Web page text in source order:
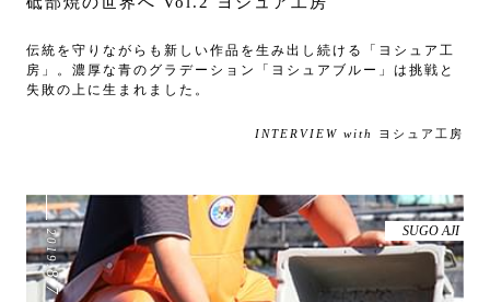
伝統を守りながらも新しい作品を生み出し続ける「ヨシュア工
房」。濃厚な青のグラデーション「ヨシュアブルー」は挑戦と
失敗の上に生まれました。
INTERVIEW with ヨシュア工房
2019
.
8
.
7
SUGO AJI